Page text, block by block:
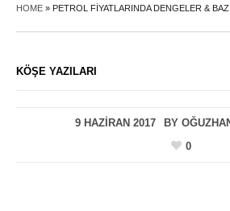
HOME » PETROL FIYATLARINDA DENGELER &
KÖŞE YAZILARI
9 HAZIRAN 2017 BY
0